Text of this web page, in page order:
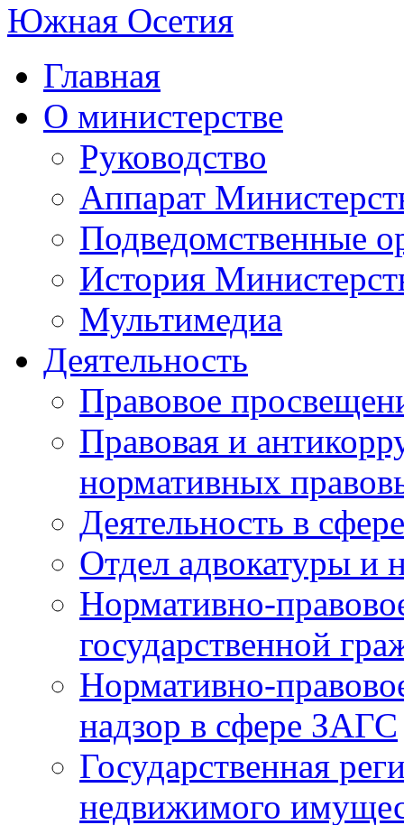
Главная
О министерстве
Руководство
Аппарат
Подведомственные
История
Мультимедиа
Деятельность
Правовое
Правовая и
нормативных
Деятельность в
Отдел адвокатуры и
Нормативно-
государственной
Нормативно-
надзор в сфере ЗАГС
Государственная
недвижимого